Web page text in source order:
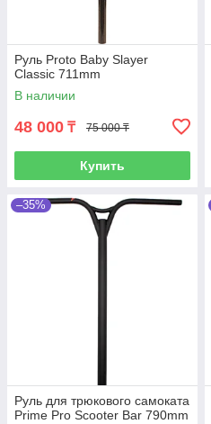
Руль Proto Baby Slayer
Classic 711mm
В наличии
48 000 ₸ 75 000 ₸
Купить
–35%
Руль для трюкового самоката
Prime Pro Scooter Bar 790mm